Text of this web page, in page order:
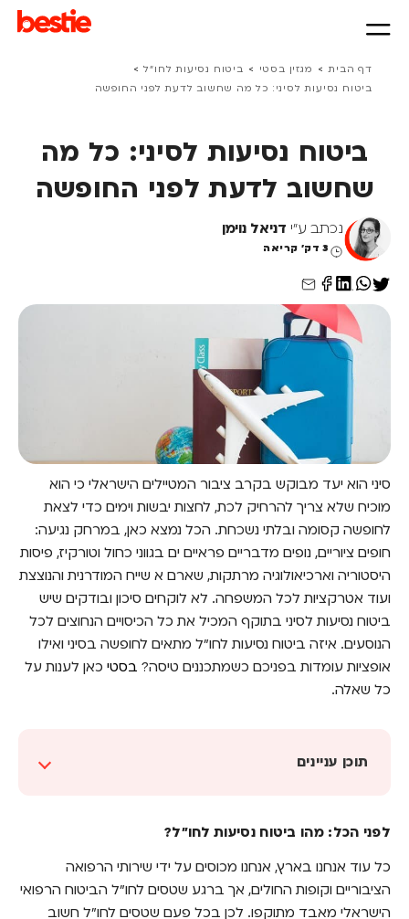
דף הבית > מגזין בסטי > ביטוח נסיעות לחו״ל >
ביטוח נסיעות לסיני: כל מה שחשוב לדעת לפני החופשה
ביטוח נסיעות לסיני: כל מה
שחשוב לדעת לפני החופשה
נכתב ע"י דניאל נוימן
3 דק' קריאה
סיני הוא יעד מבוקש בקרב ציבור המטיילים הישראלי כי הוא
מוכיח שלא צריך להרחיק לכת, לחצות יבשות וימים כדי לצאת
לחופשה קסומה ובלתי נשכחת. הכל נמצא כאן, במרחק נגיעה:
חופים ציוריים, נופים מדבריים פראיים ים בגווני כחול וטורקיז, פיסות
היסטוריה וארכיאולוגיה מרתקות, שארם א שייח המודרנית והנוצצת
ועוד אטרקציות לכל המשפחה. לא לוקחים סיכון ובודקים שיש
ביטוח נסיעות לסיני בתוקף המכיל את כל הכיסויים הנחוצים לכל
הנוסעים. איזה ביטוח נסיעות לחו"ל מתאים לחופשה בסיני ואילו
אופציות עומדות בפניכם כשמתכננים טיסה? בסטי כאן לענות על
כל שאלה.
תוכן עניינים
ביטוח נסיעות לסיני לבני גיל הזהב
ביטוח נסיעות לסיני לנשים בהריון
ביטוח נסיעות בקליק
לפני הכל: מהו ביטוח נסיעות לחו"ל?
כל עוד אנחנו בארץ, אנחנו מכוסים על ידי שירותי הרפואה
הציבוריים וקופות החולים, אך ברגע שטסים לחו"ל הביטוח הרפואי
הישראלי מאבד מתוקפו. לכן בכל פעם שטסים לחו"ל חשוב